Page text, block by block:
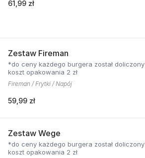
61,99 zł
Zestaw Fireman
*do ceny każdego burgera został doliczony
koszt opakowania 2 zł
Fireman / Frytki / Napój
59,99 zł
Zestaw Wege
*do ceny każdego burgera został doliczony
koszt opakowania 2 zł